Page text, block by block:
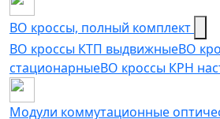
ВО кроссы, полный комплект
ВО кроссы КТП выдвижныеВО
стационарныеВО кроссы КРН
Модули коммутационные